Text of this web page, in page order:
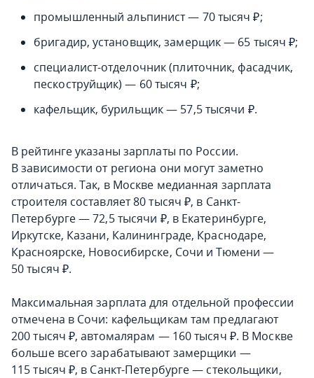
промышленный альпинист — 70 тысяч ₽;
бригадир, установщик, замерщик — 65 тысяч ₽;
специалист-отделочник (плиточник, фасадчик,
пескоструйщик) — 60 тысяч ₽;
кафельщик, бурильщик — 57,5 тысячи ₽.
В рейтинге указаны зарплаты по России.
В зависимости от региона они могут заметно
отличаться. Так, в Москве медианная зарплата
строителя составляет 80 тысяч ₽, в Санкт-
Петербурге — 72,5 тысячи ₽, в Екатеринбурге,
Иркутске, Казани, Калининграде, Краснодаре,
Красноярске, Новосибирске, Сочи и Тюмени —
50 тысяч ₽.
Максимальная зарплата для отдельной профессии
отмечена в Сочи: кафельщикам там предлагают
200 тысяч ₽, автомалярам — 160 тысяч ₽. В Москве
больше всего зарабатывают замерщики —
115 тысяч ₽, в Санкт-Петербурге — стекольщики,